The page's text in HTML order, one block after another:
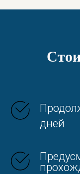
дней